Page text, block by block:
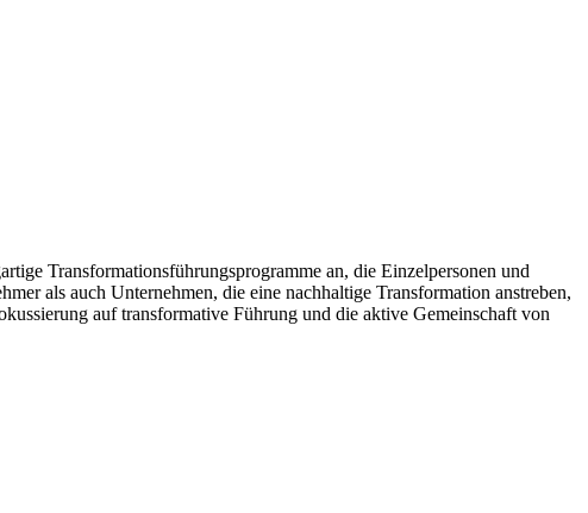
Transformationsführungsprogramme an, die Einzelpersonen und
als auch Unternehmen, die eine nachhaltige Transformation anstreben,
auf transformative Führung und die aktive Gemeinschaft von